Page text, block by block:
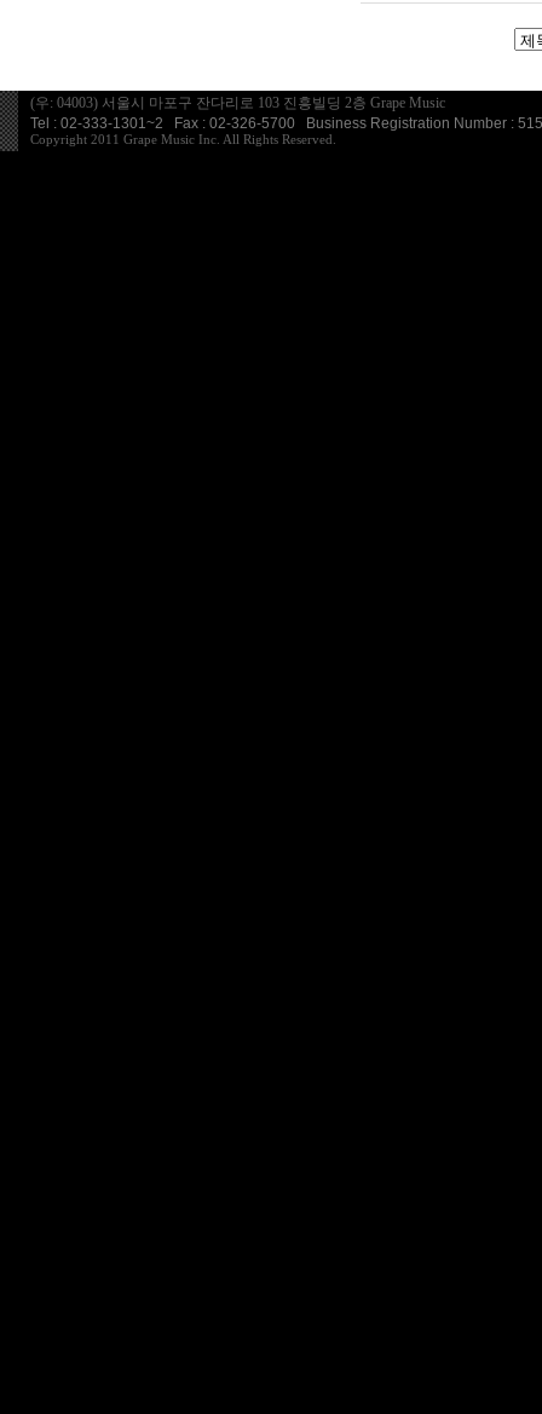
(우: 04003) 서울시 마포구 잔다리로 103 진흥빌딩 2층 Grape Music
Tel : 02-333-1301~2 Fax : 02-326-5700 Business Registration Number :
Copyright 2011 Grape Music Inc. All Rights Reserved.